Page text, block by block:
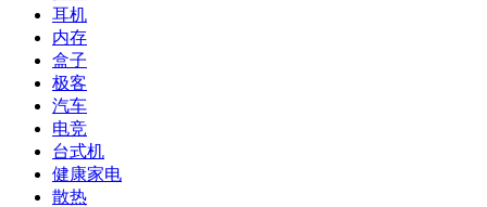
耳机
内存
盒子
极客
汽车
电竞
台式机
健康家电
散热